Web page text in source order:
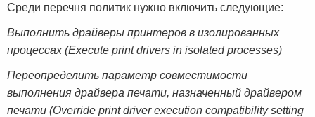
Среди перечня политик нужно включить следующие:
Выполнить драйверы принтеров в изолированных
процессах (Execute print drivers in isolated processes)
Переопределить параметр совместимости
выполнения драйвера печати, назначенный драйвером
печати (Override print driver execution compatibility setting